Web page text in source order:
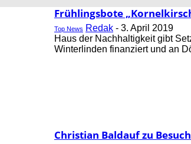
Frühlingsbote
Top News Redak - 3. April 2019
Haus der Nachhaltigkeit gibt
Winterlinden finanziert und an
Christian Baldauf zu